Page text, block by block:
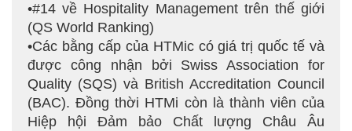
•#14 về Hospitality Management trên thế giới
(QS World Ranking)
•Các bằng cấp của HTMic có giá trị quốc tế và
được công nhận bởi Swiss Association for
Quality (SQS) và British Accreditation Council
(BAC). Đồng thời HTMi còn là thành viên của
Hiệp hội Đảm bảo Chất lượng Châu Âu